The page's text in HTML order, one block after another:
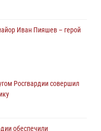
Иван Пияшев – герой
Росгвардии совершил
обеспечили